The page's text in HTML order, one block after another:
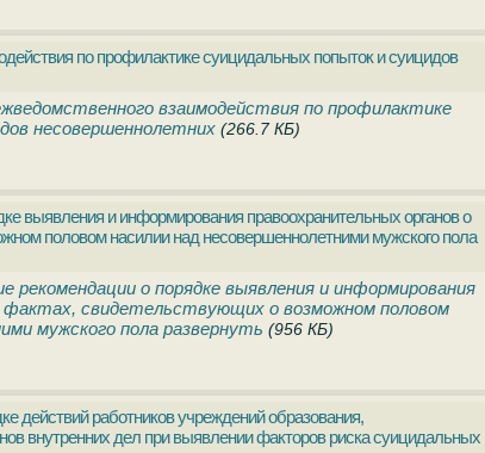
по профилактике суицидальных попыток и суицидов
взаимодействия по профилактике
несовершеннолетних(266.7 КБ)
выявления и информирования правоохранительных органов о
половом насилии над несовершеннолетними мужского пола
о порядке выявления и информирования
фактах, свидетельствующих о возможном половом
мужского пола развернуть (956 КБ)
действий работников учреждений образования,
внутренних дел при выявлении факторов риска суицидальных